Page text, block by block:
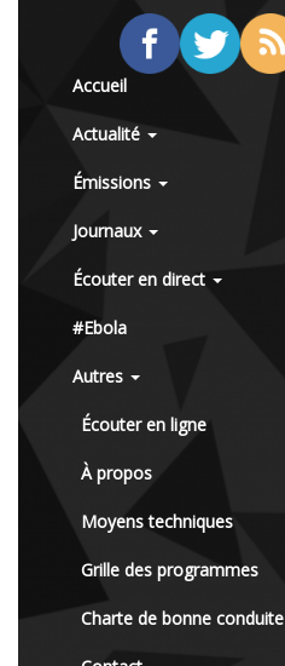
Accueil
Actualité
Émissions
Journaux
Écouter en direct
#Ebola
Autres
Écouter en ligne
À propos
Moyens techniques
Grille des programmes
Charte de bonne conduite